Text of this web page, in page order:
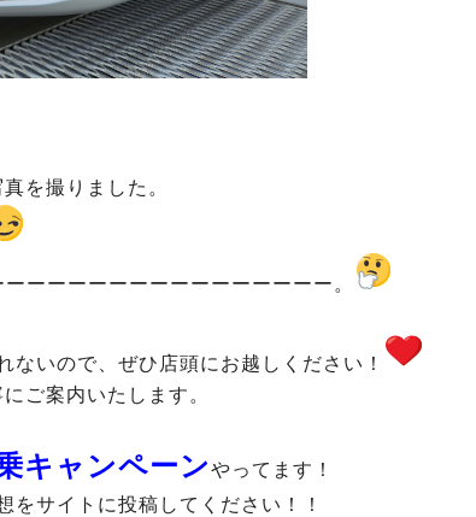
を撮りました。
ーーーーーーーーーーーーーーー。
いので、ぜひ店頭にお越しください！
ご案内いたします。
キャンペーンやってます！
をサイトに投稿してください！！